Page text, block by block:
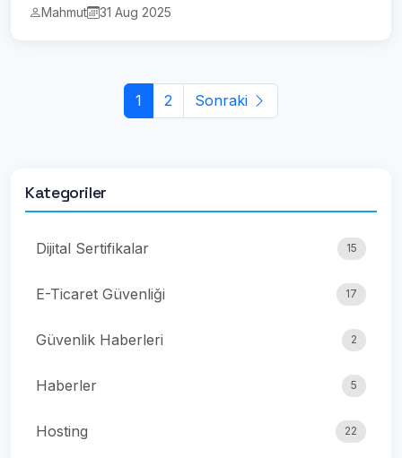
Mahmut 31 Aug 2025
1 2 Sonraki
Kategoriler
Dijital Sertifikalar 15
E-Ticaret Güvenliği 17
Güvenlik Haberleri 2
Haberler 5
Hosting 22